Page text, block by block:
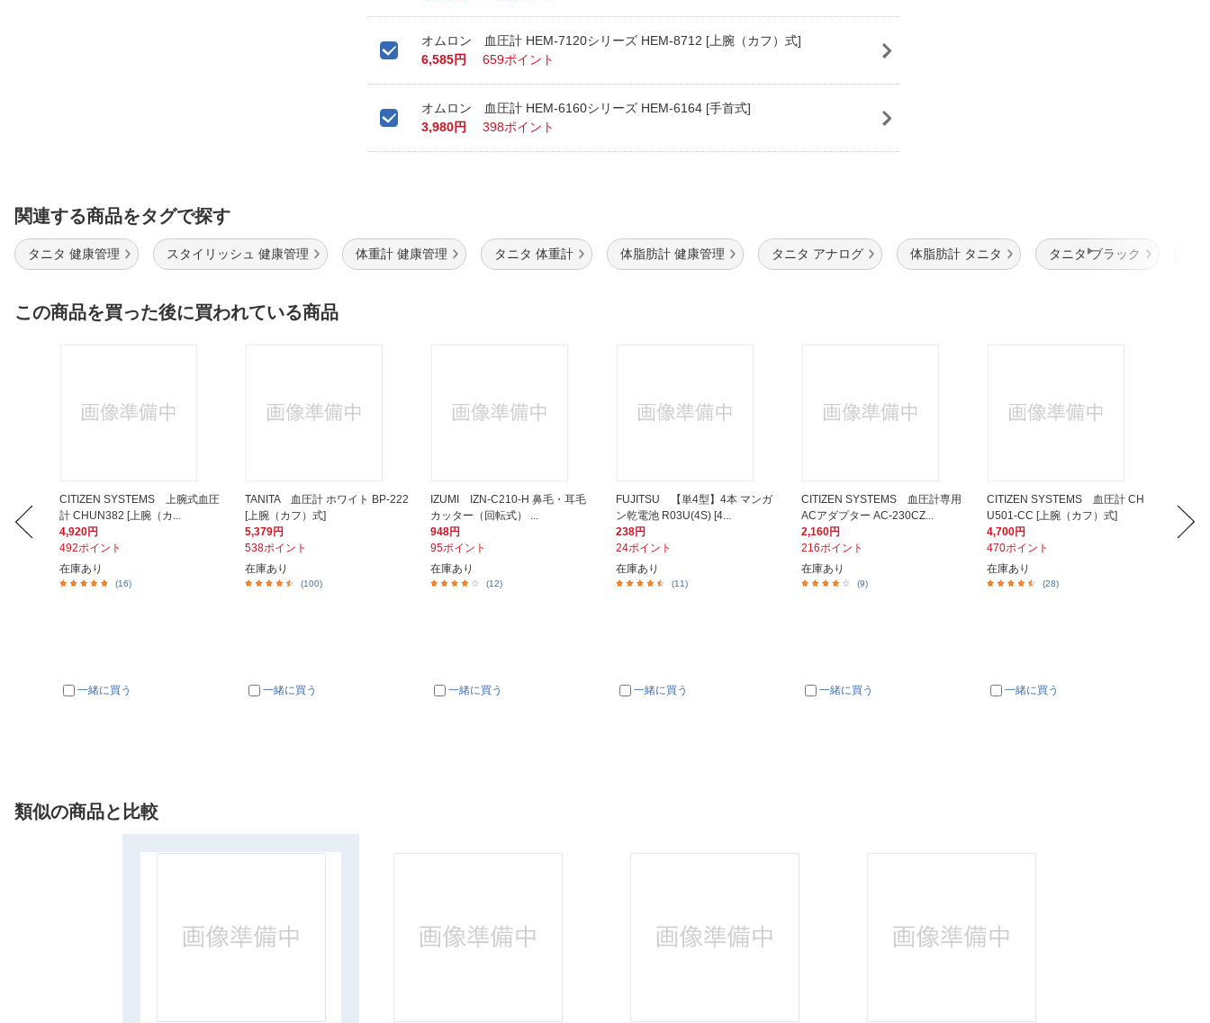
オムロン 血圧計 HEM-7120シリーズ HEM-8712 [上腕（カフ）式]
6,585円
659ポイント
オムロン 血圧計 HEM-6160シリーズ HEM-6164 [手首式]
3,980円
398ポイント
関連する商品をタグで探す
タニタ 健康管理 スタイリッシュ 健康管理 体重計 健康管理 タニタ 体重計 体脂肪計 健康管理 タニタ アナログ 体脂肪計 タニタ タニタ ブラック
この商品を買った後に買われている商品
CITIZEN SYSTEMS 上腕式血圧
計 CHUN382 [上腕（カ...
4,920円
492ポイント
在庫あり
(16)
一緒に買う
TANITA 血圧計 ホワイト BP-222
[上腕（カフ）式]
5,379円
538ポイント
在庫あり
(100)
一緒に買う
IZUMI IZN-C210-H 鼻毛・耳毛
カッター（回転式） ...
948円
95ポイント
在庫あり
(12)
一緒に買う
FUJITSU 【単4型】4本 マンガ
ン乾電池 R03U(4S) [4...
238円
24ポイント
在庫あり
(11)
一緒に買う
CITIZEN SYSTEMS 血圧計専用
ACアダプター AC-230CZ...
2,160円
216ポイント
在庫あり
(9)
一緒に買う
CITIZEN SYSTEMS 血圧計 CH
U501-CC [上腕（カフ）式]
4,700円
470ポイント
在庫あり
(28)
一緒に買う
ッタ
614円
類似の商品と比較